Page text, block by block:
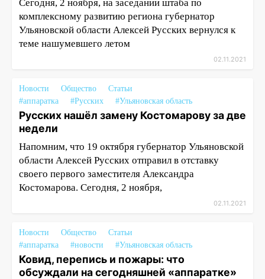
Сегодня, 2 ноября, на заседании штаба по
комплексному развитию региона губернатор
Ульяновской области Алексей Русских вернулся к
теме нашумевшего летом
02.11.2021
Новости Общество
Статьи
#аппаратка
#Русских #Ульяновская область
Русских нашёл замену Костомарову за две
недели
Напомним, что 19 октября губернатор Ульяновской
области Алексей Русских отправил в отставку
своего первого заместителя Александра
Костомарова. Сегодня, 2 ноября,
02.11.2021
Новости Общество
Статьи
#аппаратка
#новости #Ульяновская область
Ковид, перепись и пожары: что
обсуждали на сегодняшней «аппаратке»